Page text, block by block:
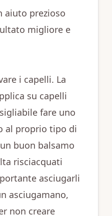
aiuto prezioso
migliore e
i capelli. La
su capelli
fare uno
al proprio tipo di
buon balsamo
risciacquati
asciugarli
asciugamano,
non creare